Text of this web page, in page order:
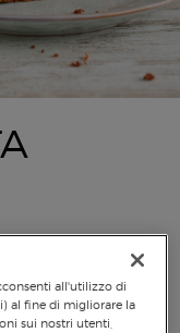
all'utilizzo di
al fine di migliorare la
sui nostri utenti,